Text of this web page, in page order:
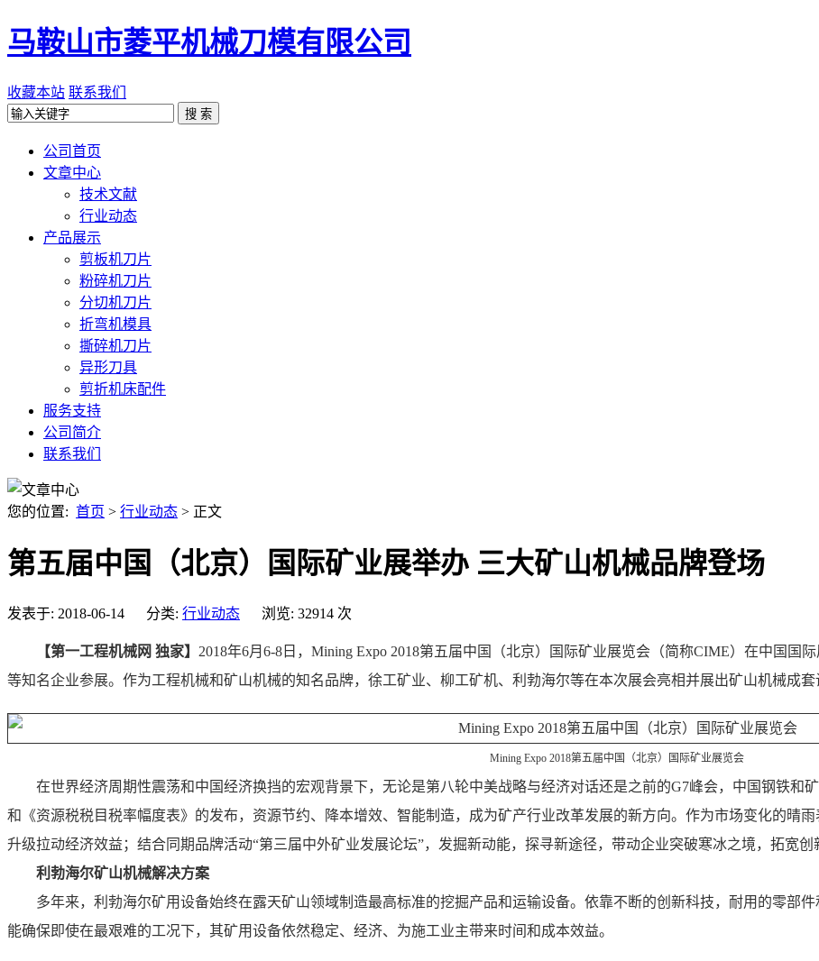
马鞍山市菱平机械刀模有限公司
收藏本站 联系我们
公司首页
文章中心
技术文献
行业动态
产品展示
剪板机刀片
粉碎机刀片
分切机刀片
折弯机模具
撕碎机刀片
异形刀具
剪折机床配件
服务支持
公司简介
联系我们
您的位置: 首页 > 行业动态 > 正文
第五届中国（北京）国际矿业展举办 三大矿山机械品牌登场
发表于: 2018-06-14 分类: 行业动态 浏览: 32914 次
【第一工程机械网 独家】 2018年6月6-8日，Mining Expo 2018第五届中国（北京）国际矿业展览会（简称CIME）在中国国
等知名企业参展。作为工程机械和矿山机械的知名品牌，徐工矿业、柳工矿机、利勃海尔等在本次展会亮相并展出矿山机械成套
Mining Expo 2018第五届中国（北京）国际矿业展览会
在世界经济周期性震荡和中国经济换挡的宏观背景下，无论是第八轮中美战略与经济对话还是之前的G7峰会，中国钢铁和
和《资源税税目税率幅度表》的发布，资源节约、降本增效、智能制造，成为矿产行业改革发展的新方向。作为市场变化的晴
升级拉动经济效益；结合同期品牌活动“第三届中外矿业发展论坛”，发掘新动能，探寻新途径，带动企业突破寒冰之境，拓宽创
利勃海尔矿山机械解决方案
多年来，利勃海尔矿用设备始终在露天矿山领域制造最高标准的挖掘产品和运输设备。依靠不断的创新科技，耐用的零部
能确保即使在最艰难的工况下，其矿用设备依然稳定、经济、为施工业主带来时间和成本效益。